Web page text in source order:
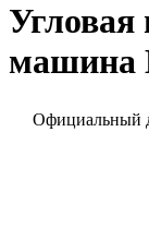
машина
Официальный